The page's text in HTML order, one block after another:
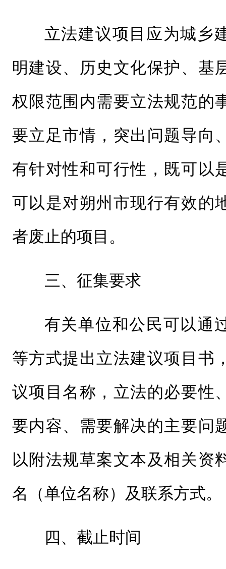
立法建议项目应为城乡
明建设、历史文化保护、基
权限范围内需要立法规范的
要立足市情，突出问题导向
有针对性和可行性，既可以
可以是对朔州市现行有效的
者废止的项目。
三、征集要求
有关单位和公民可以通
等方式提出立法建议项目书
议项目名称，立法的必要性
要内容、需要解决的主要问
以附法规草案文本及相关资
名（单位名称）及联系方式。
四、截止时间